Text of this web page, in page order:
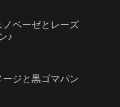
ノベーゼとレーズ
♪
ージと黒ゴマパン